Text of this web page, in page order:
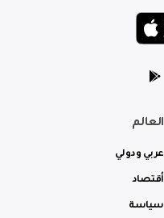
العالم
عربي ودولي
أقتصاد
سياسة